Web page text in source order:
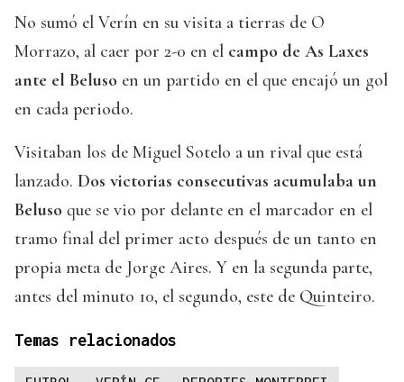
No sumó el Verín en su visita a tierras de O
Morrazo, al caer por 2-0 en el campo de As Laxes
ante el Beluso en un partido en el que encajó un gol
en cada periodo.
Visitaban los de Miguel Sotelo a un rival que está
lanzado. Dos victorias consecutivas acumulaba un
Beluso que se vio por delante en el marcador en el
tramo final del primer acto después de un tanto en
propia meta de Jorge Aires. Y en la segunda parte,
antes del minuto 10, el segundo, este de Quinteiro.
Temas relacionados